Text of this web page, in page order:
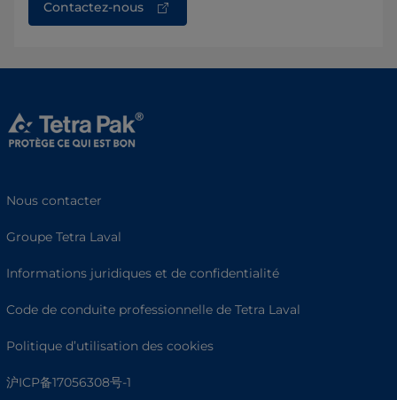
Contactez-nous
Nous contacter
Groupe Tetra Laval
Informations juridiques et de confidentialité
Code de conduite professionnelle de Tetra Laval
Politique d’utilisation des cookies
沪ICP备17056308号-1